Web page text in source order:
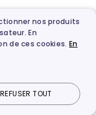
nos produits
En
de ces cookies. En
REFUSER TOUT